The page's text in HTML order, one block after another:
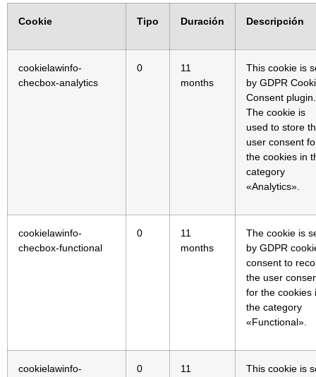
Cookie Tipo Duración Descripción
cookielawinfo-
checbox-analytics
0
11
months
This cookie is
by GDPR
Consent plugin.
The cookie is
used to store
user consent
the cookies in
category
«Analytics».
cookielawinfo-
checbox-functional
0
11
months
The cookie is
by GDPR
consent to
the user
for the cookies
the category
«Functional».
cookielawinfo-
0
11
This cookie is